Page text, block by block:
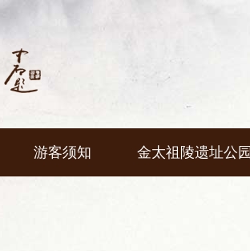
游客须知 金太祖陵遗址公园